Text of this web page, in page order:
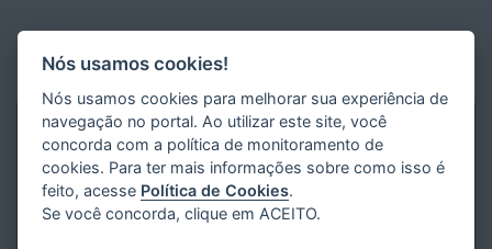
Nós usamos cookies!
Nós usamos cookies para melhorar sua experiência de
navegação no portal. Ao utilizar este site, você
concorda com a política de monitoramento de
cookies. Para ter mais informações sobre como isso é
feito, acesse Política de Cookies.
Se você concorda, clique em ACEITO.